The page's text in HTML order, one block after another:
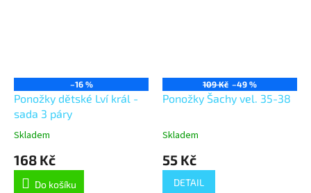
–16 %
Ponožky dětské Lví král -
sada 3 páry
Skladem
168 Kč
Do košíku
109 Kč –49 %
Ponožky Šachy vel. 35-38
Skladem
55 Kč
DETAIL